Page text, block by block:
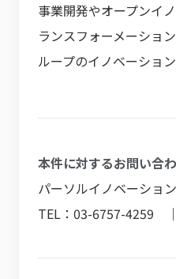
事業開発やオープンイ
ランスフォーメーショ
ループのイノベーショ
本件に対するお問い合
パーソルイノベーショ
TEL：03-6757-4259